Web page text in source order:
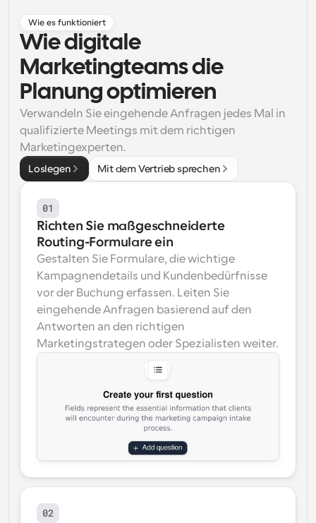
Supercharged Planung mit KI-gestützten Anrufen
Arbeitsabläufe
Automatisieren Sie die Planung und Erinnerungen
Blog
Bleiben Sie auf dem Laufenden über die neuesten
Nachrichten und Updates.
Sofortige Besprechungen
Treffen Sie sich in wenigen Minuten mit Kunden
Dynamische Gruppenlinks
Webhooks
Erhalten Sie eine Benachrichtigung, wenn etwas
passiert
Wie es funktioniert
Wie digitale
Marketingteams die
Planung optimieren
Verwandeln Sie eingehende Anfragen jedes Mal in
qualifizierte Meetings mit dem richtigen
Marketingexperten.
Loslegen Mit dem Vertrieb sprechen
01
Richten Sie maßgeschneiderte
Routing-Formulare ein
Gestalten Sie Formulare, die wichtige
Kampagnendetails und Kundenbedürfnisse
vor der Buchung erfassen. Leiten Sie
eingehende Anfragen basierend auf den
Antworten an den richtigen
Marketingstrategen oder Spezialisten weiter.
02